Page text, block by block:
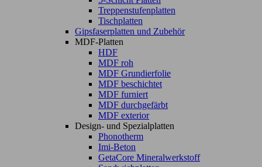
Treppenstufenplatten
Tischplatten
Gipsfaserplatten und Zubehör
MDF-Platten
HDF
MDF roh
MDF Grundierfolie
MDF beschichtet
MDF furniert
MDF durchgefärbt
MDF exterior
Design- und Spezialplatten
Phonotherm
Imi-Beton
GetaCore Mineralwerkstoff